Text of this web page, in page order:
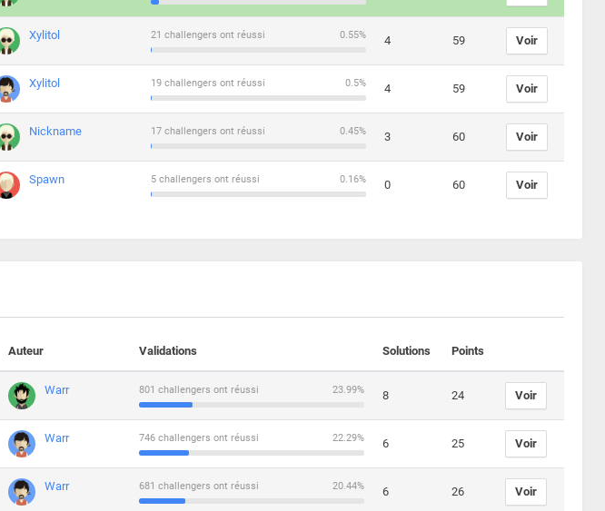
Xylitol 0.55%
21 challengers ont réussi 4 59 Voir
Xylitol 0.5%
19 challengers ont réussi 4 59 Voir
Nickname 0.45%
17 challengers ont réussi 3 60 Voir
Spawn 0.16%
5 challengers ont réussi 0 60 Voir
Auteur Validations Solutions Points
Warr 23.99%
801 challengers ont réussi 8 24 Voir
Warr 22.29%
746 challengers ont réussi 6 25 Voir
Warr 20.44%
681 challengers ont réussi 6 26 Voir